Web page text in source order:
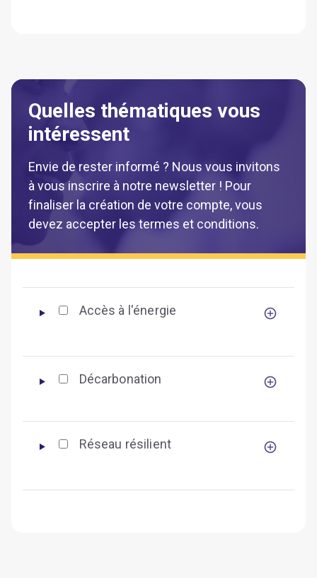
Quelles thématiques vous
intéressent
Envie de rester informé ? Nous vous invitons
à vous inscrire à notre newsletter ! Pour
finaliser la création de votre compte, vous
devez accepter les termes et conditions.
Accès à l'énergie
Décarbonation
Réseau résilient